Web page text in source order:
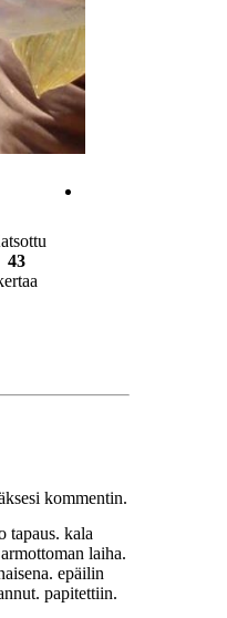
43
kommentin.
tapaus. kala
laiha.
epäilin
papitettiin.